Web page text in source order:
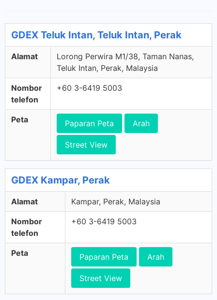
GDEX Teluk Intan, Teluk Intan, Perak
Alamat
Lorong Perwira M1/38, Taman Nanas,
Teluk Intan, Perak, Malaysia
Nombor
telefon
+60 3-6419 5003
Peta Paparan Peta Arah
Street View
GDEX Kampar, Perak
Alamat Kampar, Perak, Malaysia
Nombor
telefon
+60 3-6419 5003
Peta Paparan Peta Arah
Street View